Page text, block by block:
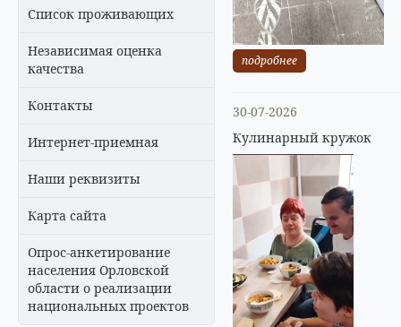
Список проживающих
Независимая оценка
качества
Контакты
Интернет-приемная
Наши реквизиты
Карта сайта
Опрос-анкетирование
населения Орловской
области о реализации
национальных проектов
подробнее
30-07-2026
Кулинарный кружок